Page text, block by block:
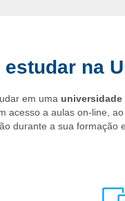
durante
podem
atuação para quem
para
estudar na
em uma universidade
acesso a aulas on-line,
durante a sua formação